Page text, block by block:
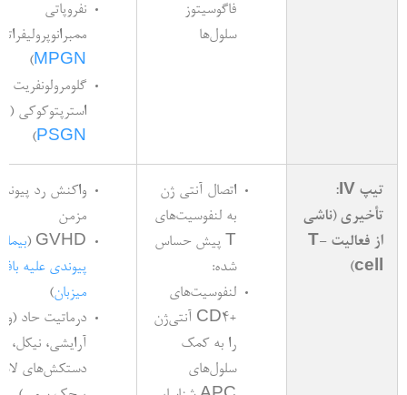
فاگوسیتوز
سلول‌ها
نفروپاتی
MPGN
)
گلومرولونفریت
استرپتوکوکی (
PSGN
)
تیپ IV:
تأخیری (ناشی
از فعالیت T-
cell)
اتصال آنتی‌ ژن
به لنفوسیت‌های
T پیش حساس
شده:
لنفوسیت‌های
+CD4 آنتی‌ژن
را به کمک
سلول‌های
واکنش رد
مزمن
GVHD (
پیوندی علیه
میزبان)
درماتیت حاد
آرایشی، نیکل،
دستکش‌های